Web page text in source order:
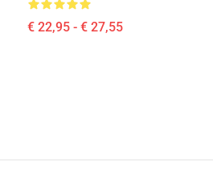
€ 22,95 - € 27,55